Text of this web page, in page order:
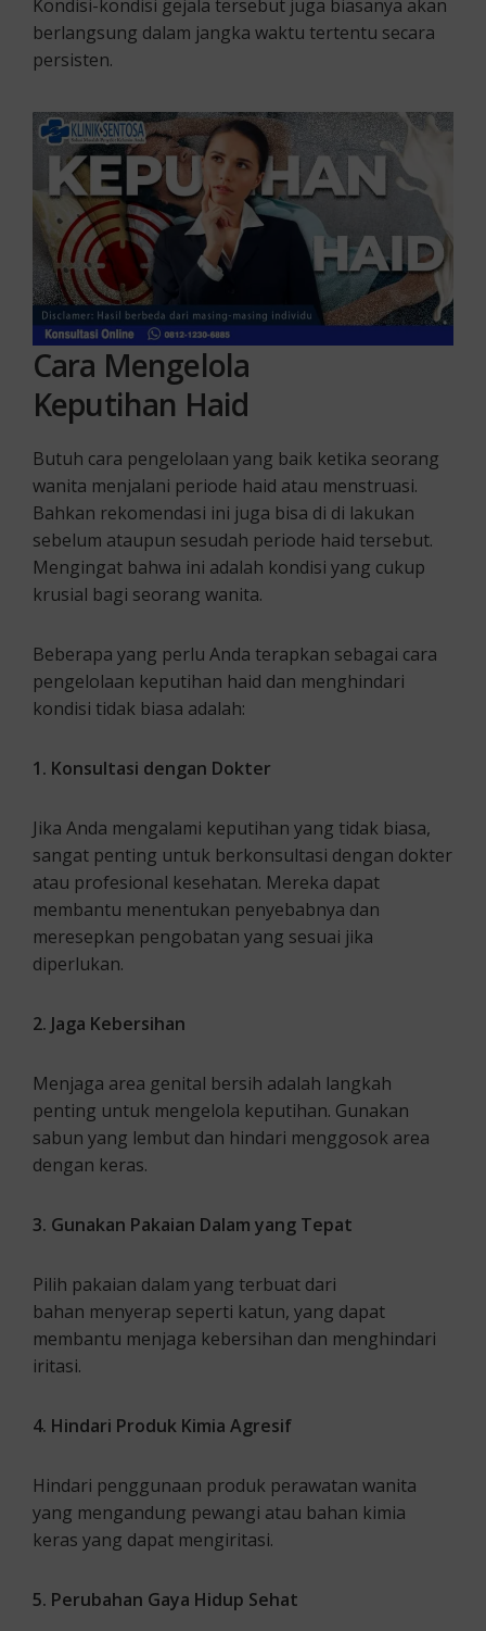
Kondisi-kondisi gejala tersebut juga biasanya akan
berlangsung dalam jangka waktu tertentu secara
persisten.
Cara Mengelola
Keputihan Haid
Butuh cara pengelolaan yang baik ketika seorang
wanita menjalani periode haid atau menstruasi.
Bahkan rekomendasi ini juga bisa di di lakukan
sebelum ataupun sesudah periode haid tersebut.
Mengingat bahwa ini adalah kondisi yang cukup
krusial bagi seorang wanita.
Beberapa yang perlu Anda terapkan sebagai cara
pengelolaan keputihan haid dan menghindari
kondisi tidak biasa adalah:
1. Konsultasi dengan Dokter
Jika Anda mengalami keputihan yang tidak biasa,
sangat penting untuk berkonsultasi dengan dokter
atau profesional kesehatan. Mereka dapat
membantu menentukan penyebabnya dan
meresepkan pengobatan yang sesuai jika
diperlukan.
2. Jaga Kebersihan
Menjaga area genital bersih adalah langkah
penting untuk mengelola keputihan. Gunakan
sabun yang lembut dan hindari menggosok area
dengan keras.
3. Gunakan Pakaian Dalam yang Tepat
Pilih pakaian dalam yang terbuat dari
bahan menyerap seperti katun, yang dapat
membantu menjaga kebersihan dan menghindari
iritasi.
4. Hindari Produk Kimia Agresif
Hindari penggunaan produk perawatan wanita
yang mengandung pewangi atau bahan kimia
keras yang dapat mengiritasi.
5. Perubahan Gaya Hidup Sehat